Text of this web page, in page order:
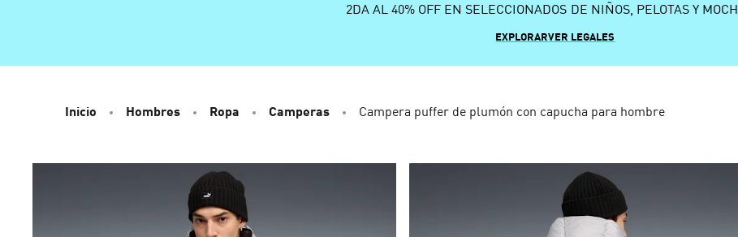
2DA AL 40% OFF EN SELECCIONADOS DE NIÑOS, PELOTAS Y
EXPLORARVER LEGALES
Inicio Hombres Ropa Camperas Campera puffer de plumón con capucha para hombre